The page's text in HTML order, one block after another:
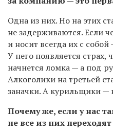
Одна из них. Но на этих
не задерживаются. Если
и носит всегда их с
У него появляется страх,
начнется ломка — а под
Алкоголики на третьей
заначки. А курильщики —
Почему же, если у нас
не все из них